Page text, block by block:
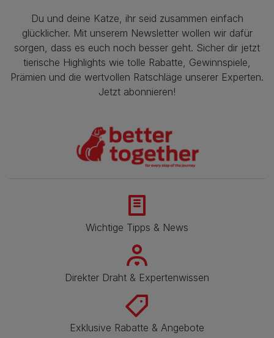
Du und deine Katze, ihr seid zusammen einfach
glücklicher. Mit unserem Newsletter wollen wir dafür
sorgen, dass es euch noch besser geht. Sicher dir jetzt
tierische Highlights wie tolle Rabatte, Gewinnspiele,
Prämien und die wertvollen Ratschläge unserer Experten.
Jetzt abonnieren!
Wichtige Tipps & News
Direkter Draht & Expertenwissen
Exklusive Rabatte & Angebote